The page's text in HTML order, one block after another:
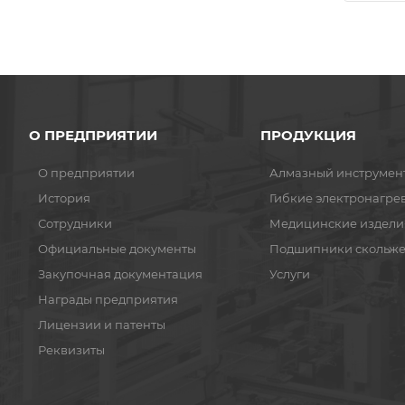
О ПРЕДПРИЯТИИ
О предприятии
История
Сотрудники
Официальные документы
Закупочная документация
Награды предприятия
Лицензии и патенты
Реквизиты
ПРОДУКЦИЯ
Алмазный
Гибкие
Медицинские
Подшипники
Услуги